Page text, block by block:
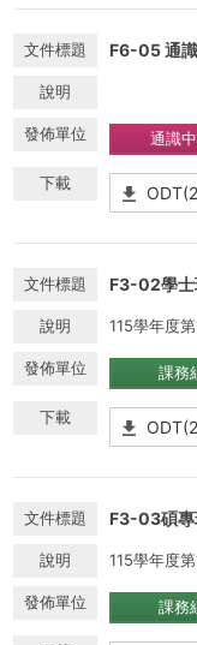
F6-05 通
通識
F3-02學士
115學年度
課務
F3-03碩專
115學年度
課務